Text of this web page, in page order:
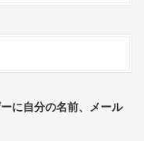
に自分の名前、メール